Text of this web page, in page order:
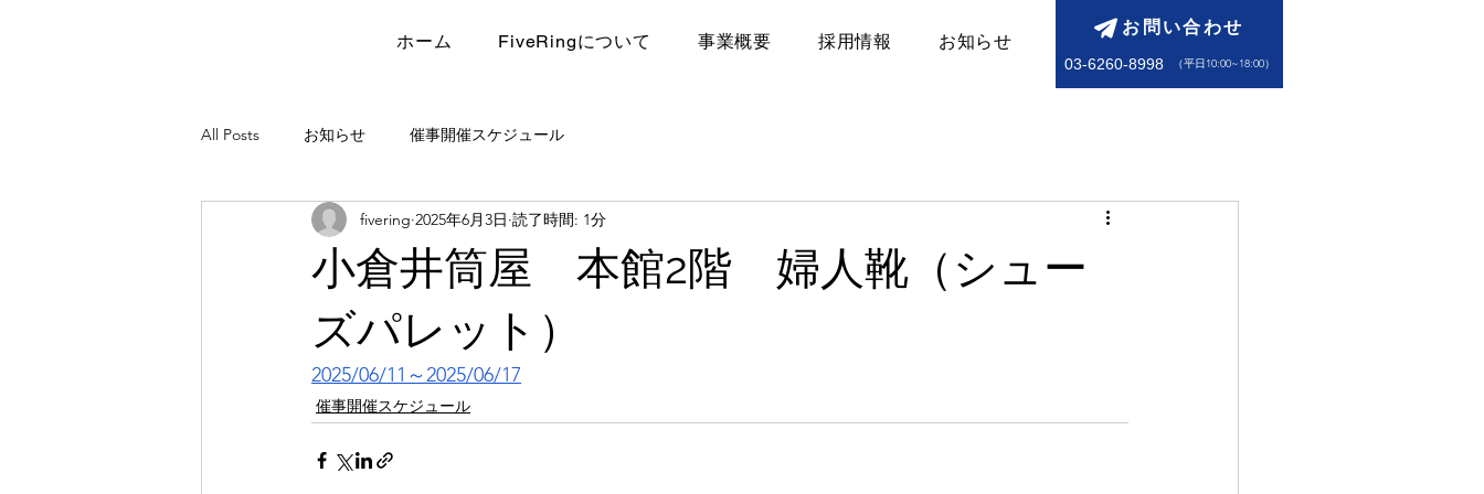
ホーム FiveRingについて ​事業概要 採用情報 お知らせ
お問い合わせ
03-6260-8998 ​（平日10:00~18:00）
All Posts お知らせ 催事開催スケジュール
小倉井筒屋 本館2階 婦人靴（シュー
ズパレット）
fivering 2025年6月3日 読了時間: 1分
2025/06/11～2025/06/17
催事開催スケジュール